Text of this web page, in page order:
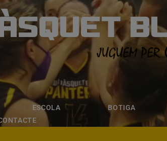
ESCOLA BOTIGA
BOTIGA